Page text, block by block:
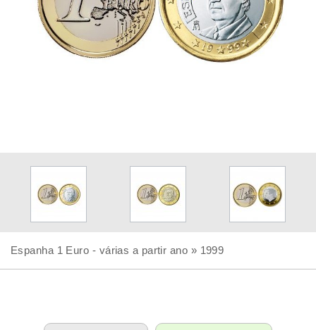
Espanha 1 Euro - várias a partir ano » 1999